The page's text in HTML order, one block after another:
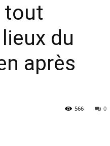
News
tout
du
après
0
566